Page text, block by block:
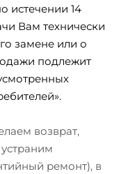
истечении 14
Вам технически
замене или о
подлежит
возврат,
ремонт), в